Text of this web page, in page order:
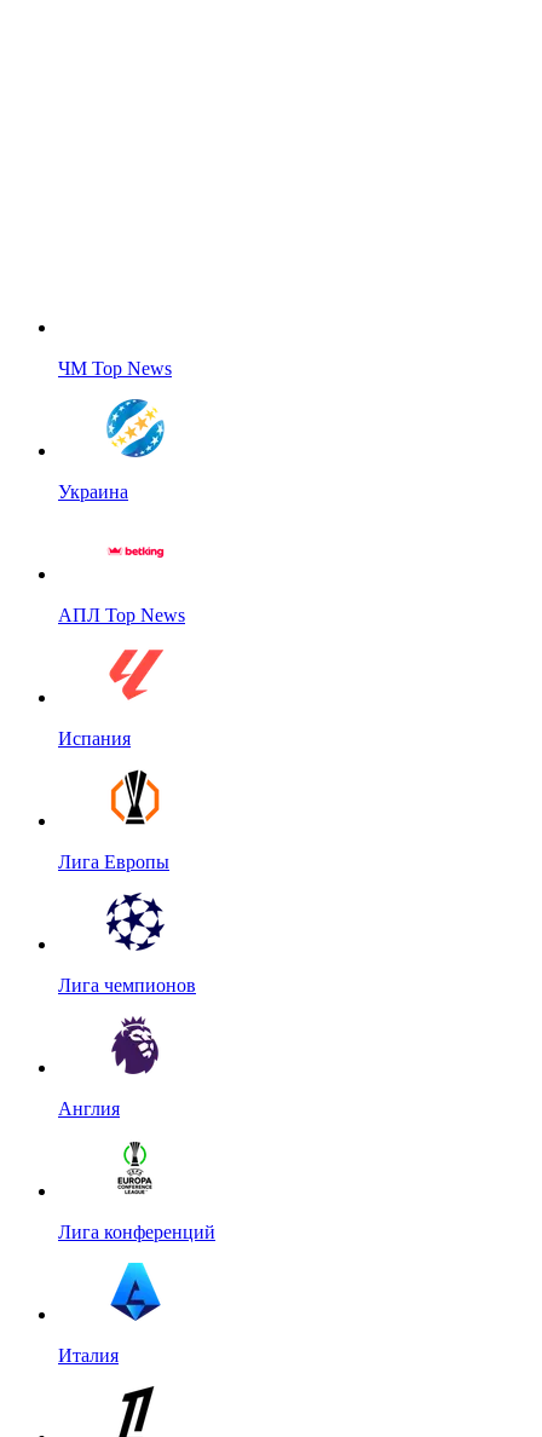
ЧМ Top News
Украина
АПЛ Top News
Испания
Лига Европы
Лига чемпионов
Англия
Лига конференций
Италия